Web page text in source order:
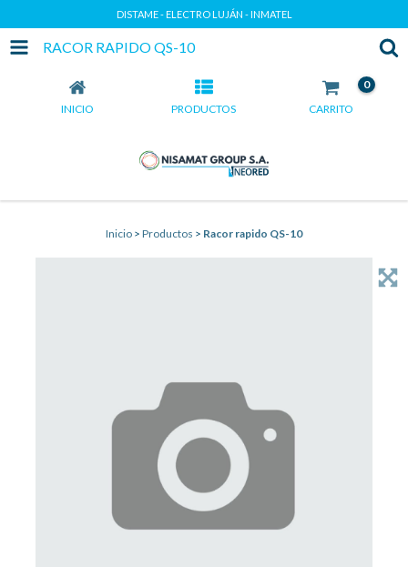
DISTAME - ELECTRO LUJÁN - INMATEL
RACOR RAPIDO QS-10
INICIO PRODUCTOS CARRITO
0
Inicio > Productos > Racor rapido QS-10